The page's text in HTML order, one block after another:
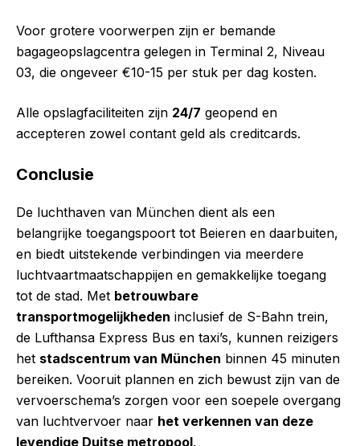
Voor grotere voorwerpen zijn er bemande
bagageopslagcentra gelegen in Terminal 2, Niveau
03, die ongeveer €10-15 per stuk per dag kosten.
Alle opslagfaciliteiten zijn 24/7 geopend en
accepteren zowel contant geld als creditcards.
Conclusie
De luchthaven van München dient als een
belangrijke toegangspoort tot Beieren en daarbuiten,
en biedt uitstekende verbindingen via meerdere
luchtvaartmaatschappijen en gemakkelijke toegang
tot de stad. Met betrouwbare
transportmogelijkheden inclusief de S-Bahn trein,
de Lufthansa Express Bus en taxi’s, kunnen reizigers
het stadscentrum van München binnen 45 minuten
bereiken. Vooruit plannen en zich bewust zijn van de
vervoerschema’s zorgen voor een soepele overgang
van luchtvervoer naar het verkennen van deze
levendige Duitse metropool.